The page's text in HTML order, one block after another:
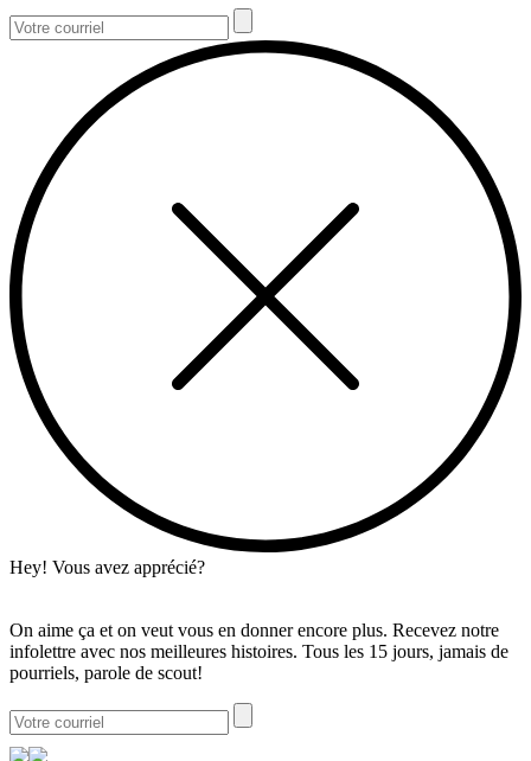
Hey! Vous avez apprécié?
On aime ça et on veut vous en donner encore plus. Recevez notre
infolettre avec nos meilleures histoires. Tous les 15 jours, jamais de
pourriels, parole de scout!